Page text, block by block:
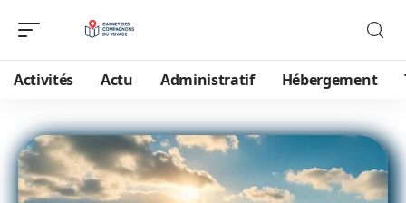
Activités Actu Administratif Hébergement